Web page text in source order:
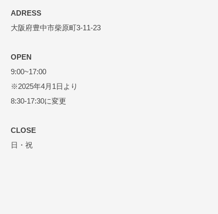
ADRESS
大阪府豊中市柴原町3-11-23
OPEN
9:00~17:00
※2025年4月1日より
8:30-17:30に変更
CLOSE
日・祝